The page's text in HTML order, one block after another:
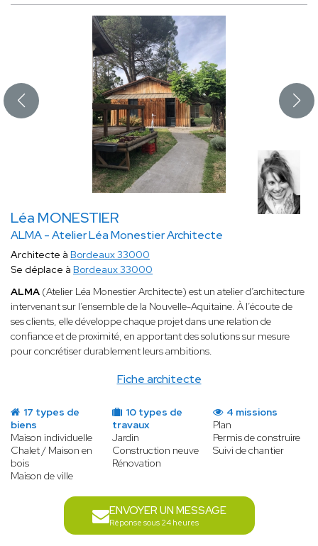
Léa MONESTIER
ALMA - Atelier Léa Monestier Architecte
Fiche architecte
Architecte à Bordeaux 33000
Se déplace à Bordeaux 33000
ALMA (Atelier Léa Monestier Architecte) est un atelier d’architecture
intervenant sur l’ensemble de la Nouvelle-Aquitaine. À l’écoute de
ses clients, elle développe chaque projet dans une relation de
confiance et de proximité, en apportant des solutions sur mesure
pour concrétiser durablement leurs ambitions.
17 types de
biens
Maison individuelle
Chalet / Maison en
bois
Maison de ville
10 types de
travaux
Jardin
Construction neuve
Rénovation
4 missions
Plan
Permis de construire
Suivi de chantier
ENVOYER UN MESSAGE
Réponse sous 24 heures